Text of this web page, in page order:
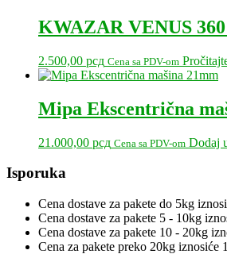
bila:
3.200,00 рсд.
2.240,00
KWAZAR VENUS
2.500,00 рсд Cena sa PDV-om
Mipa Ekscentrična
21.000,00 рсд Cena sa PDV-om Dodaj
Primary
Sidebar
Isporuka
Cena dostave za pakete do 5kg
Cena dostave za pakete 5 - 10kg
Cena dostave za pakete 10 - 20kg
Cena za pakete preko 20kg iznosiće